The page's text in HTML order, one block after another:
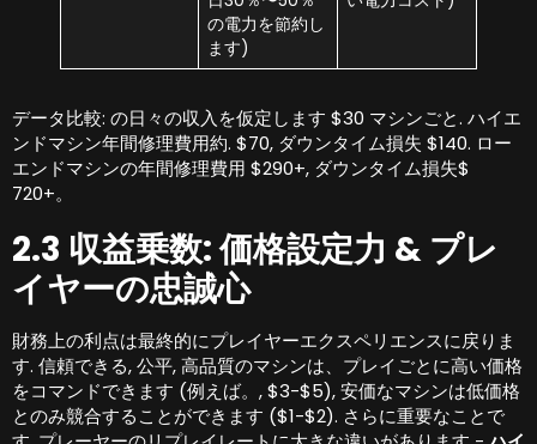
の電力を節約し
ます)
データ比較: の日々の収入を仮定します $30 マシンごと. ハイエ
ンドマシン年間修理費用約. $70, ダウンタイム損失 $140. ロー
エンドマシンの年間修理費用 $290+, ダウンタイム損失$
720+。
2.3 収益乗数: 価格設定力 & プレ
イヤーの忠誠心
財務上の利点は最終的にプレイヤーエクスペリエンスに戻りま
す. 信頼できる, 公平, 高品質のマシンは、プレイごとに高い価格
をコマンドできます (例えば。, $3-$5), 安価なマシンは低価格
とのみ競合することができます ($1-$2). さらに重要なことで